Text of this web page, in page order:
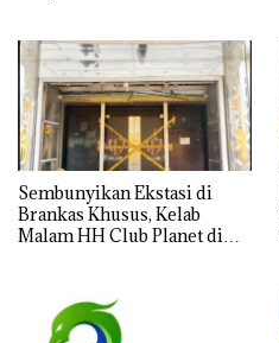
Sembunyikan Ekstasi di
Brankas Khusus, Kelab
Malam HH Club Planet di